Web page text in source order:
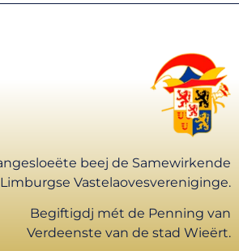
beej de Samewirkende
Limburgse Vastelaovesvereniginge.
Begiftigdj mét de Penning van
Verdeenste van de stad Wieërt.